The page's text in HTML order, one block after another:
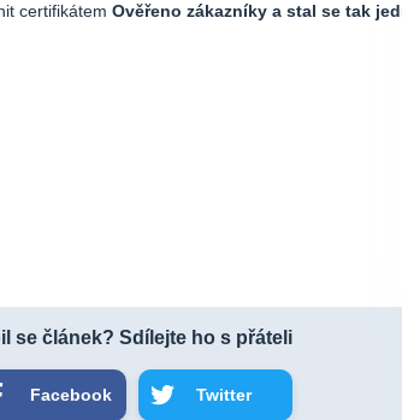
certifikátem Ověřeno zákazníky a stal se tak
se článek? Sdílejte ho s přáteli
Facebook Twitter